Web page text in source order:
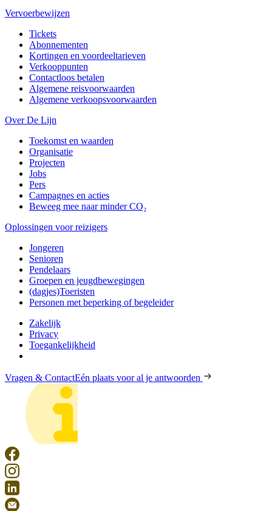
Vervoerbewijzen
Tickets
Abonnementen
Kortingen en voordeeltarieven
Verkooppunten
Contactloos betalen
Algemene reisvoorwaarden
Algemene verkoopsvoorwaarden
Over De Lijn
Toekomst en waarden
Organisatie
Projecten
Jobs
Pers
Campagnes en acties
Beweeg mee naar minder CO₂
Oplossingen voor reizigers
Jongeren
Senioren
Pendelaars
Groepen en jeugdbewegingen
(dagjes)Toeristen
Personen met beperking of begeleider
Zakelijk
Privacy
Toegankelijkheid
Vragen & ContactEén plaats voor al je antwoorden